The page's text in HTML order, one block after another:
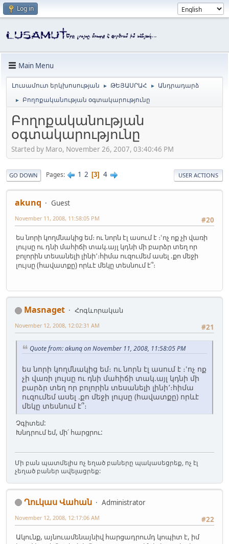
Log in
Main Menu
Լուսամուտ երկխոսության ► ԹԵՅԱՍՐԱՀ ► Անդրադարձ
► Բողոքականության օգտակարությունը
Բողոքականության
օգտակարությունը
Started by Maro, November 26, 2007, 03:40:46 PM
GO DOWN Pages 1 2 3 4 USER ACTIONS
akunq
Guest
#20
November 11, 2008, 11:58:05 PM
ես նորի կողմնակից եմ։ ու նորն էլ ասում է ։ՙոչ ոք չի վառի
լույսը ու դնի մահիճի տակ.այլ կդնի մի բարձր տեղ որ
բոլորին տեսանելի լինի՚։հիմա ուզումեմ ասել .քո մեջի
լույսը (հավատքը) որևէ մեկը տեսնում է՞։
Masnaget
Հոգևորական
#21
November 12, 2008, 12:02:31 AM
Quote from: akunq on November 11, 2008, 11:58:05 PM
ես նորի կողմնակից եմ։ ու նորն էլ ասում է ։ՙոչ ոք
չի վառի լույսը ու դնի մահիճի տակ.այլ կդնի մի
բարձր տեղ որ բոլորին տեսանելի լինի՚։հիմա
ուզումեմ ասել .քո մեջի լույսը (հավատքը) որևէ
մեկը տեսնում է՞։
Չգիտեմ:
Խնդրում եմ, մի՛ հարցրու:
Մի բան պատմելիս ոչ եղած բաները պակասեցրեք, ոչ էլ
չեղած բաներ ավելացրեք:
Ղուկաս Վահան
Administrator
#22
November 12, 2008, 12:17:06 AM
Ակունք, այնուամենայնիվ հարցադրումդ կոպիտ է, իմ